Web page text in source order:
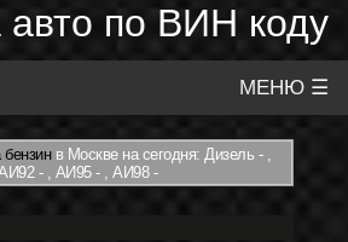
авто по ВИН коду
МЕНЮ ☰
в Москве на сегодня: Дизель - ,
- , АИ95 - , АИ98 -